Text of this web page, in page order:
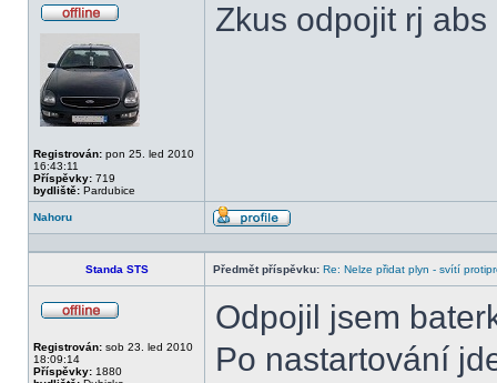
Registrován: pon 25. led 2010
16:43:11
Příspěvky: 719
bydliště: Pardubice
Zkus odpojit rj abs
Nahoru
Profil
Standa STS Předmět příspěvku: Re: Nelze přidat plyn - svítí
Registrován: sob 23. led 2010
18:09:14
Příspěvky: 1880
Odpojil jsem
Po nastartování